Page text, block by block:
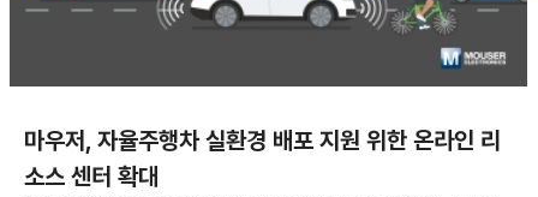
마우저, 자율주행차 실환경 배포 지원 위한 온라인 리
소스 센터 확대